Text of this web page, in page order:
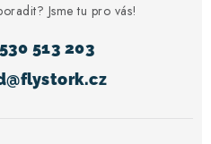
Jsme tu pro vás!
@flystork.cz
513 203